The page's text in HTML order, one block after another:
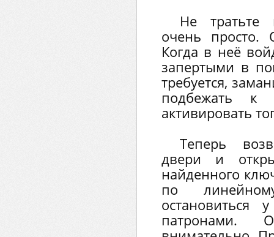
Не тратьте
очень просто.
Когда в неё
запертыми в
требуется,
подбежать к
активировать
Теперь
двери и
найденного
по
остановиться
патронами.